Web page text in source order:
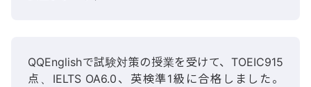
QQEnglishで試験対策の授業を受けて、TOEIC915
点、IELTS OA6.0、英検準1級に合格しました。